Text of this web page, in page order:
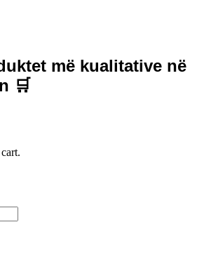
më kualitative në
🛒